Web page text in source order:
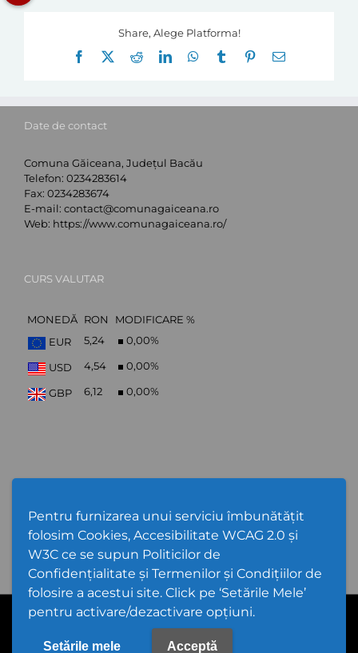
Pentru furnizarea unui serviciu îmbunătățit
folosim Cookies, Accesibilitate WCAG 2.0 și
W3C ce se supun Politicilor de
Confidențialitate și Termenilor și Condițiilor de
folosire a acestui site. Click pe ‘Setările Mele’
pentru activare/dezactivare opțiuni.
Setările mele Acceptă
Share, Alege Platforma!
Facebook
RedditLinkedInWhatsApp
Tumblr Pinterest
E-
Date de contact
Comuna Găiceana, Județul Bacău
Telefon: 0234283614
Fax: 0234283674
E-mail: contact@comunagaiceana.ro
Web: https://www.comunagaiceana.ro/
CURS VALUTAR
MONEDĂ RON
MODIFICARE %
EUR
5,24 0,00%
USD 4,54 0,00%
GBP 6,12 0,00%
PPW @ 2026 |Hartă Website|Setări Cookies și Accesibilitate
Politică de utilizare Cookies|Politică de confidențialitate site
Termeni și condiții de utilizare a site-ului